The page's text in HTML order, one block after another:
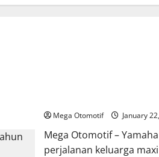
Mega Otomotif January
Mega Otomotif –
perjalanan keluarga